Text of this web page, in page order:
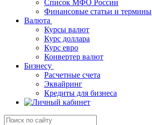
Список МФО России
Финансовые статьи и термины
Валюта
Курсы валют
Курс доллара
Курс евро
Конвертер валют
Бизнесу
Расчетные счета
Эквайринг
Кредиты для бизнеса